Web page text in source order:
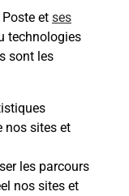
et ses
technologies
sont les
nos sites et
les parcours
nos sites et
que